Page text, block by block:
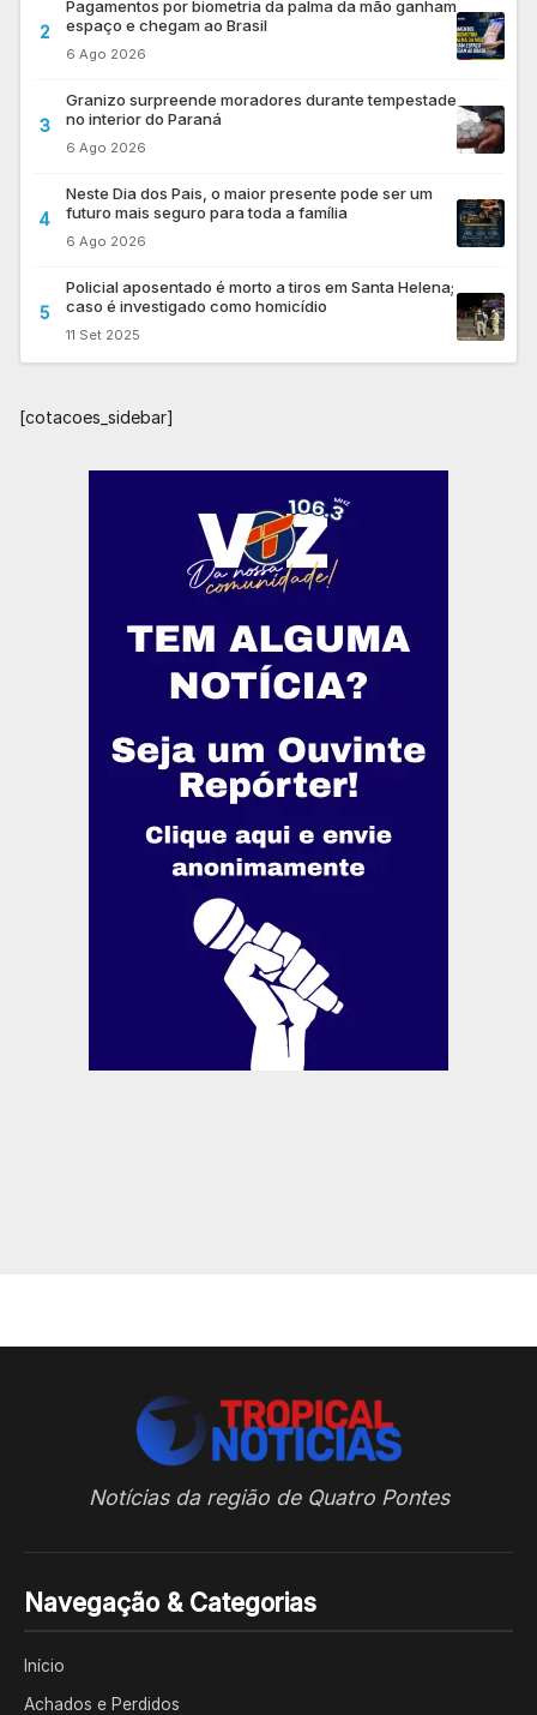
2
Pagamentos por biometria da palma da mão ganham
espaço e chegam ao Brasil
6 Ago 2026
3
Granizo surpreende moradores durante tempestade
no interior do Paraná
6 Ago 2026
4
Neste Dia dos Pais, o maior presente pode ser um
futuro mais seguro para toda a família
6 Ago 2026
5
Policial aposentado é morto a tiros em Santa Helena;
caso é investigado como homicídio
11 Set 2025
[cotacoes_sidebar]
Notícias da região de Quatro Pontes
Navegação & Categorias
Início
Achados e Perdidos